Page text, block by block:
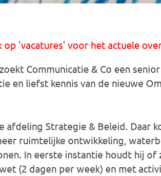
op 'vacatures' voor het actuele
Communicatie & Co een
en liefst kennis van de nieuwe
afdeling Strategie & Beleid. Daar
ruimtelijke ontwikkeling,
In eerste instantie houdt hij of
(2 dagen per week) en met